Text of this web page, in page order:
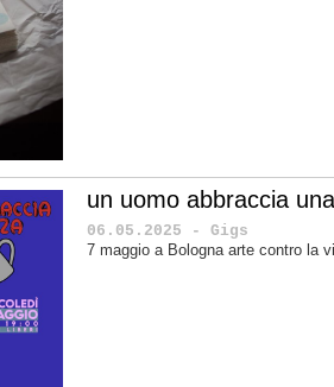
un uomo abbraccia
06.05.2025 - Gigs
7 maggio a Bologna arte contro la